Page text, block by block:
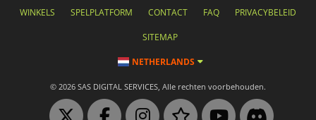
WINKELS SPELPLATFORM CONTACT FAQ PRIVACYBELEID
SITEMAP
NETHERLANDS
© 2026 SAS DIGITAL SERVICES, Alle rechten voorbehouden.